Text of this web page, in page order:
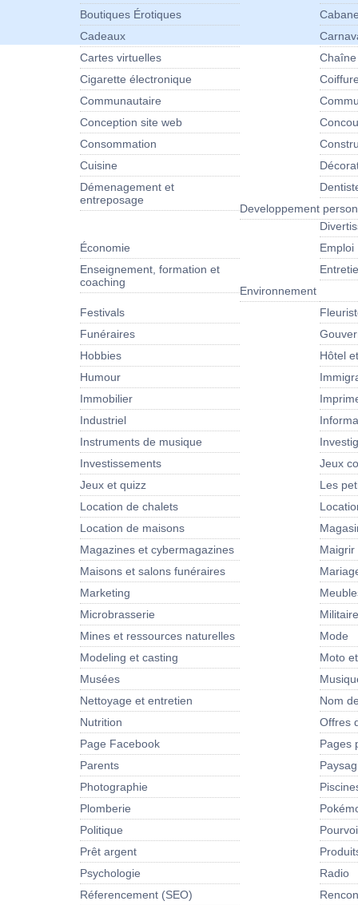
Boutiques Érotiques
Cadeaux
Cartes virtuelles
Cigarette électronique
Communautaire
Conception site web
Consommation
Cuisine
Démenagement et
entreposage
Developpement
Économie
Emploi
Enseignement, formation et
coaching
Environnement
Festivals
Funéraires
Hobbies
Hôtel
Humour
Immobilier
Industriel
Instruments de musique
Investissements
Jeux
Jeux et quizz
Les
Location de chalets
Location de maisons
Magazines et cybermagazines
Maigrir
Maisons et salons funéraires
Marketing
Microbrasserie
Mines et ressources naturelles
Mode
Modeling et casting
Moto
Musées
Nettoyage et entretien
Nom
Nutrition
Offres
Page Facebook
Pages
Parents
Photographie
Plomberie
Politique
Prêt argent
Psychologie
Radio
Réferencement (SEO)